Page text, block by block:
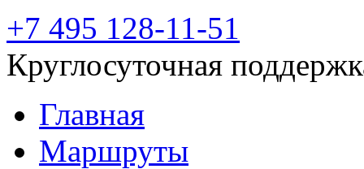
+7 495 128-11-51
Круглосуточная
Главная
Маршруты